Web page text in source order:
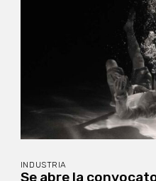
INDUSTRIA
Se abre la